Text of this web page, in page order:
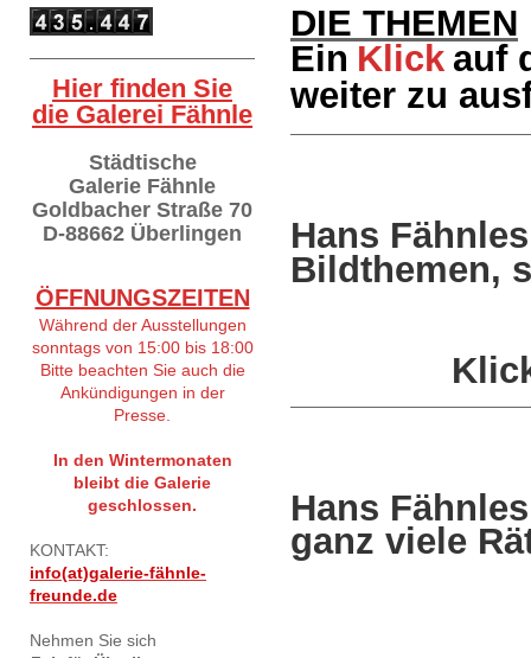
DIE THEMEN
Ein Klick auf
weiter zu
Hans Fähnles
Bildthemen,
Hans Fähnles
ganz viele
Hier finden Sie
die Galerei Fähnle
Städtische
Galerie Fähnle
Goldbacher Straße 70
D-88662 Überlingen
ÖFFNUNGSZEITEN
Während der Ausstellungen
sonntags von 15:00 bis 18:00
Bitte beachten Sie auch die
Ankündigungen in der
Presse.
In den Wintermonaten
bleibt die Galerie
geschlossen.
KONTAKT:
info(at)galerie-fähnle-
freunde.de
Nehmen Sie sich